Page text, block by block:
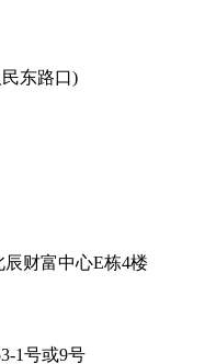
东路口)
财富中心E栋4楼
1号或9号